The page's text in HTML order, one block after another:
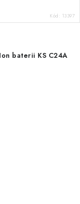
Kód: 13397
baterii KS C24A